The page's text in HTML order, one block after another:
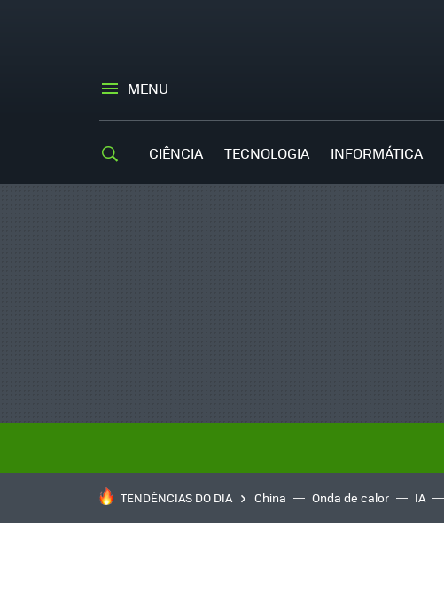
MENU
CIÊNCIA TECNOLOGIA INFORMÁTICA
TENDÊNCIAS DO DIA China Onda de calor IA